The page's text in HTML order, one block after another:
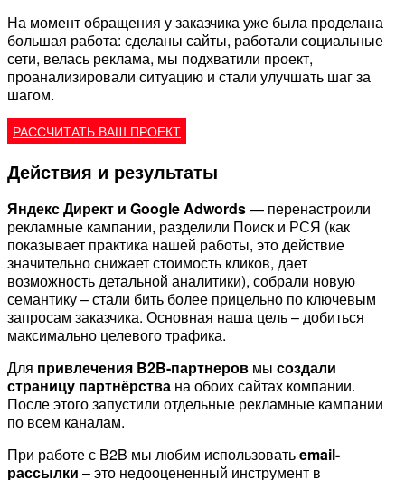
На момент обращения у заказчика уже была проделана
большая работа: сделаны сайты, работали социальные
сети, велась реклама, мы подхватили проект,
проанализировали ситуацию и стали улучшать шаг за
шагом.
РАССЧИТАТЬ ВАШ ПРОЕКТ
Действия и результаты
Яндекс Директ и Google Adwords— перенастроили
рекламные кампании, разделили Поиск и РСЯ (как
показывает практика нашей работы, это действие
значительно снижает стоимость кликов, дает
возможность детальной аналитики), собрали новую
семантику – стали бить более прицельно по ключевым
запросам заказчика. Основная наша цель – добиться
максимально целевого трафика.
Для привлечения B2B-партнеров мы создали
страницу партнёрства на обоих сайтах компании.
После этого запустили отдельные рекламные кампании
по всем каналам.
При работе с B2B мы любим использоватьemail-
рассылки – это недооцененный инструмент в